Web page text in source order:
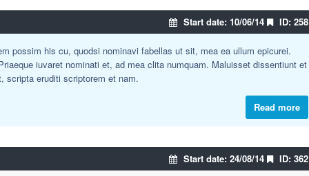
Start date: 10/06/14 ID: 258
possim his cu, quodsi nominavi fabellas ut sit, mea ea ullum epicurei.
iuvaret nominati et, ad mea clita numquam. Maluisset dissentiunt et
scripta eruditi scriptorem et nam.
Read more
Start date: 24/08/14 ID: 362